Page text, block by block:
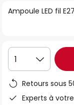
the
Ampoule LED fil
1
Retours sous
Experts à